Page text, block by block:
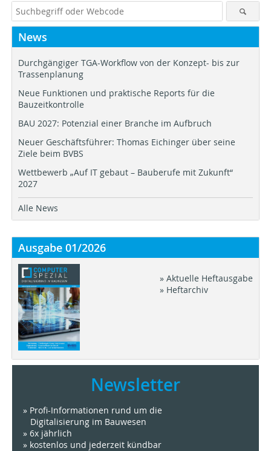
News
Durchgängiger TGA-Workflow von der Konzept- bis zur
Trassenplanung
Neue Funktionen und praktische Reports für die
Bauzeitkontrolle
BAU 2027: Potenzial einer Branche im Aufbruch
Neuer Geschäftsführer: Thomas Eichinger über seine
Ziele beim BVBS
Wettbewerb „Auf IT gebaut – Bauberufe mit Zukunft“
2027
Alle News
Ausgabe 01/2026
» Aktuelle Heftausgabe
» Heftarchiv
Newsletter
» Profi-Informationen rund um die
Digitalisierung im Bauwesen
» 6x jährlich
» kostenlos und jederzeit kündbar